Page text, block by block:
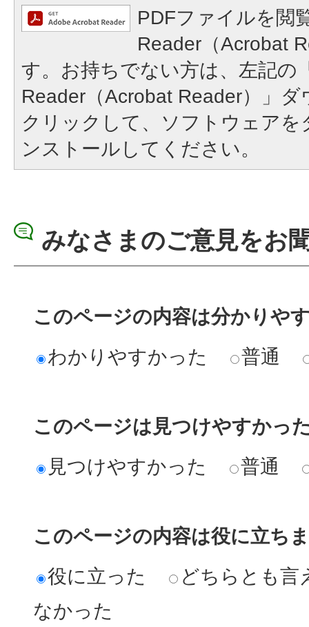
PDFファイルを閲
Reader（Acrobat
す。お持ちでない方は、左記の
Reader（Acrobat Reader）」
クリックして、ソフトウェア
ンストールしてください。
みなさまのご意見をお
このページの内容は分かりや
わかりやすかった
普通
このページは見つけやすかっ
見つけやすかった
普通
このページの内容は役に立ち
役に立った
どちらとも言
なかった